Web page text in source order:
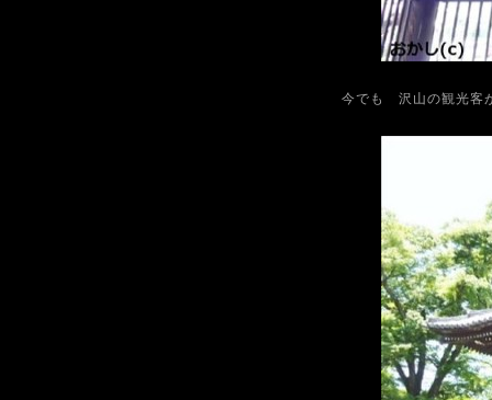
今でも 沢山の観光